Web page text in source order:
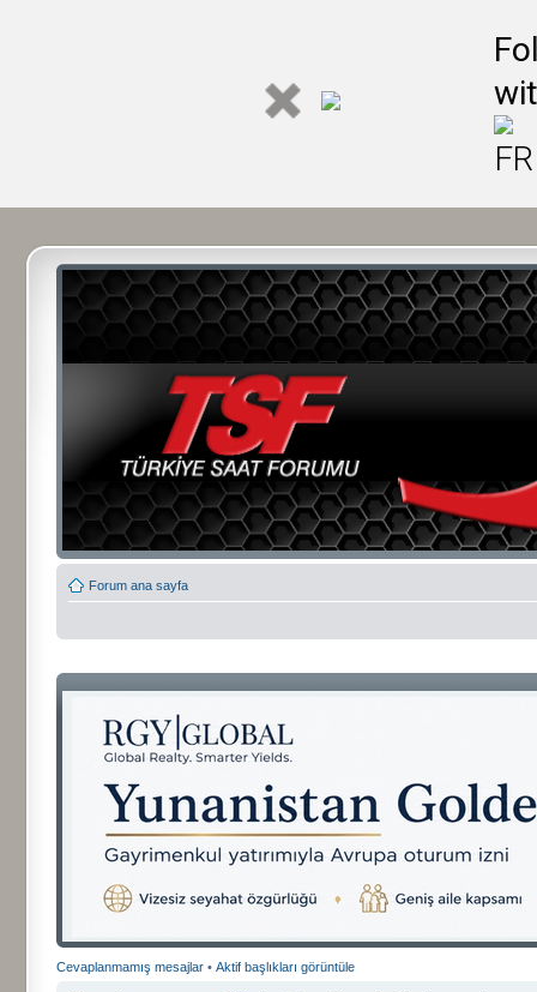
Forum ana sayfa
Cevaplanmamış mesajlar • Aktif başlıkları görüntüle